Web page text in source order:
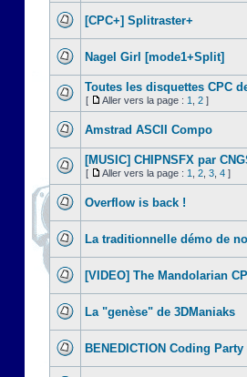
[CPC+] Splitraster+
Nagel Girl [mode1+Split]
Toutes les disquettes CPC
[ Aller vers la page : 1 2 ]
Amstrad ASCII Compo
[MUSIC] CHIPNSFX par
[ Aller vers la page : 1 2 3 4 ]
Overflow is back !
La traditionnelle démo de
[VIDEO] The Mandolarian
La "genèse" de 3DManiaks
BENEDICTION Coding Party